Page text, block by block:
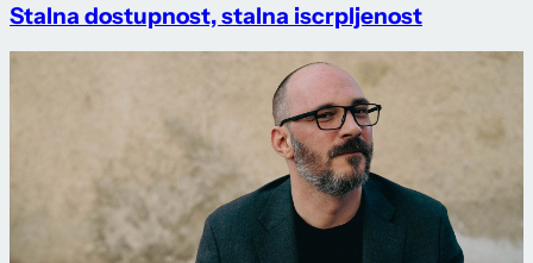
Stalna dostupnost, stalna iscrpljenost